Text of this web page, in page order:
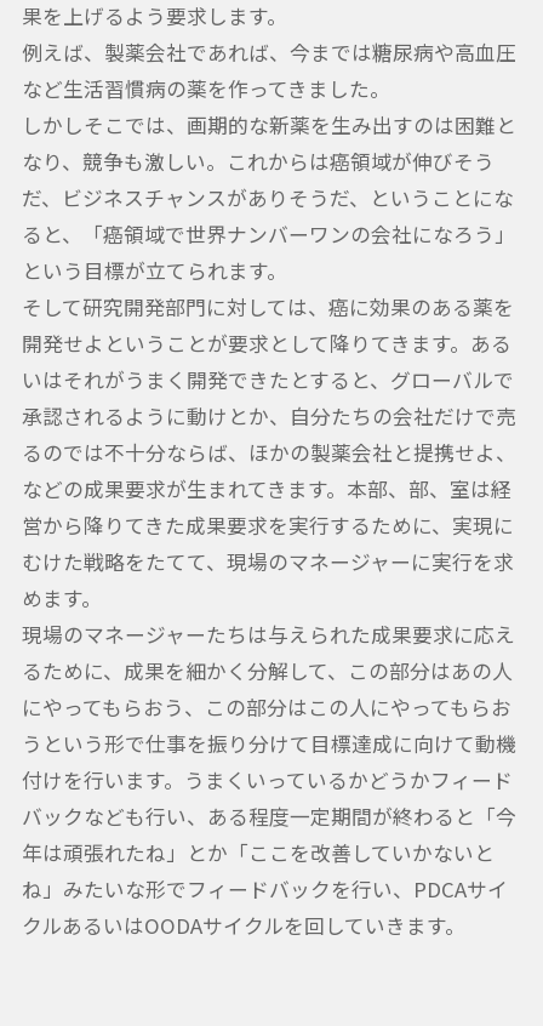
果を上げるよう要求します。
例えば、製薬会社であれば、今までは糖尿病や高血圧
など生活習慣病の薬を作ってきました。
しかしそこでは、画期的な新薬を生み出すのは困難と
なり、競争も激しい。これからは癌領域が伸びそう
だ、ビジネスチャンスがありそうだ、ということにな
ると、「癌領域で世界ナンバーワンの会社になろう」
という目標が立てられます。
そして研究開発部門に対しては、癌に効果のある薬を
開発せよということが要求として降りてきます。ある
いはそれがうまく開発できたとすると、グローバルで
承認されるように動けとか、自分たちの会社だけで売
るのでは不十分ならば、ほかの製薬会社と提携せよ、
などの成果要求が生まれてきます。本部、部、室は経
営から降りてきた成果要求を実行するために、実現に
むけた戦略をたてて、現場のマネージャーに実行を求
めます。
現場のマネージャーたちは与えられた成果要求に応え
るために、成果を細かく分解して、この部分はあの人
にやってもらおう、この部分はこの人にやってもらお
うという形で仕事を振り分けて目標達成に向けて動機
付けを行います。うまくいっているかどうかフィード
バックなども行い、ある程度一定期間が終わると「今
年は頑張れたね」とか「ここを改善していかないと
ね」みたいな形でフィードバックを行い、PDCAサイ
クルあるいはOODAサイクルを回していきます。